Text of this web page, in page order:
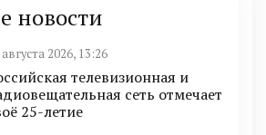
новости
августа 2026, 13:26
телевизионная и
сеть отмечает
25-летие